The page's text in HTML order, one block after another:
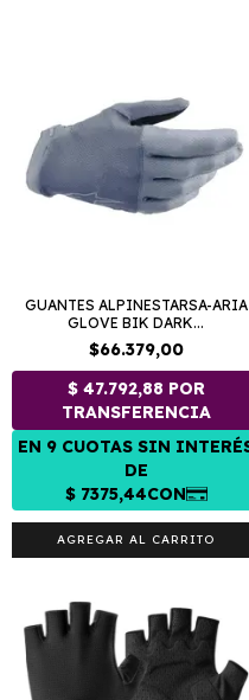
GUANTES ALPINESTARSA-ARIA
GLOVE BIK DARK...
$66.379,00
AGREGAR AL CARRITO